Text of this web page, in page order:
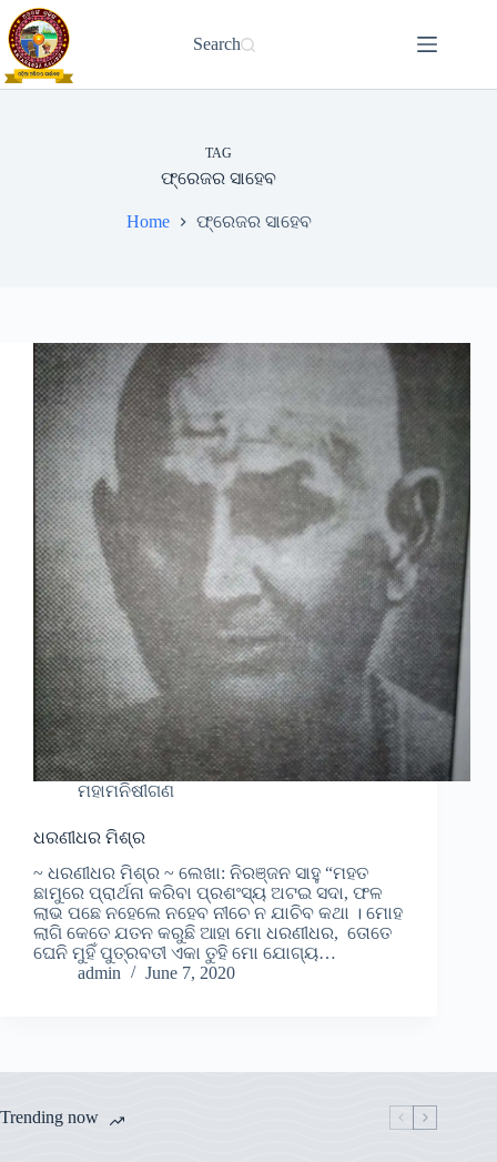
Skip
to
content
Search
TAG
ଫ୍ରେଜର ସାହେବ
Home ଫ୍ରେଜର ସାହେବ
ମହାମନିଷୀଗଣ
ଧରଣୀଧର ମିଶ୍ର
~ ଧରଣୀଧର ମିଶ୍ର ~ ଲେଖା: ନିରଞ୍ଜନ ସାହୁ “ମହତ
ଛାମୁରେ ପ୍ରାର୍ଥନା କରିବା ପ୍ରଶଂସ୍ୟ ଅଟଇ ସଦା, ଫଳ
ଲାଭ ପଛେ ନହେଲେ ନହେବ ନୀଚେ ନ ଯାଚିବ କଥା । ମୋହ
ଲାଗି କେତେ ଯତନ କରୁଛି ଆହା ମୋ ଧରଣୀଧର, ତୋତେ
ଘେନି ମୁହିଁ ପୁତ୍ରବତୀ ଏକା ତୁହି ମୋ ଯୋଗ୍ୟ…
admin
June 7, 2020
Trending now